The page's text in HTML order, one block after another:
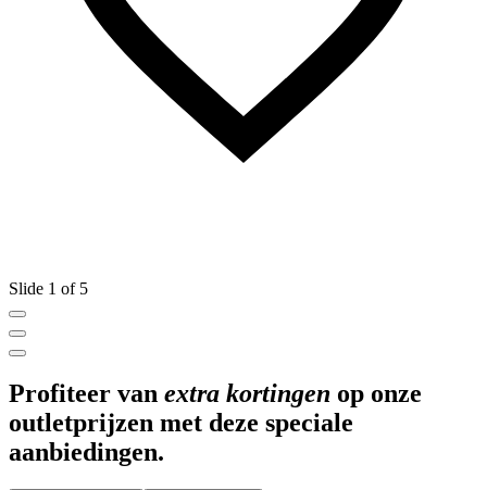
Slide 1 of 5
Profiteer van extra kortingen op onze
outletprijzen met deze speciale
aanbiedingen.